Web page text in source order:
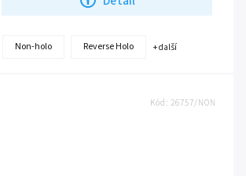
Non-holo Reverse Holo + další
Kód: 26757/NON